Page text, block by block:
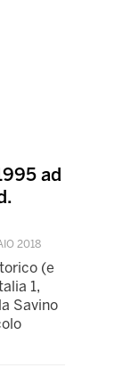
ad
2018
(e
1,
Savino